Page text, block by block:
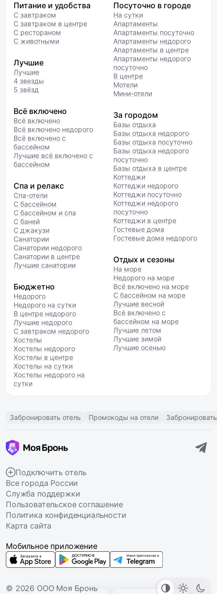
Питание и удобства
С завтраком
С завтраком в центре
С рестораном
С животными
Лучшие
Лучшие
4 звезды
5 звёзд
Всё включено
Всё включено
Всё включено недорого
Всё включено с
бассейном
Лучшие всё включено с
бассейном
Спа и релакс
Спа-отели
С бассейном
С бассейном и спа
С баней
С джакузи
Санатории
Санатории недорого
Санатории в центре
Лучшие санатории
Бюджетно
Недорого
Недорого на сутки
В центре недорого
Лучшие недорого
С завтраком недорого
Хостелы
Хостелы недорого
Хостелы в центре
Хостелы на сутки
Хостелы недорого на
сутки
Посуточно в городе
На сутки
Апартаменты
Апартаменты посуточно
Апартаменты недорого
Апартаменты в центре
Апартаменты недорого
посуточно
В центре
Мотели
Мини-отели
За городом
Базы отдыха
Базы отдыха недорого
Базы отдыха посуточно
Базы отдыха недорого
посуточно
Базы отдыха в центре
Коттеджи
Коттеджи недорого
Коттеджи посуточно
Коттеджи недорого
посуточно
Коттеджи в центре
Гостевые дома
Гостевые дома недорого
Отдых и сезоны
На море
Недорого на море
Всё включено на море
С бассейном на море
Лучшие весной
Всё включено с
бассейном на море
Лучшие летом
Лучшие зимой
Лучшие осенью
Забронировать отель Промокоды на отели
Подключить отель
Все города России
Служба поддержки
Пользовательское соглашение
Политика конфиденциальности
Карта сайта
© 2026 ООО Моя Бронь
Мобильное приложение